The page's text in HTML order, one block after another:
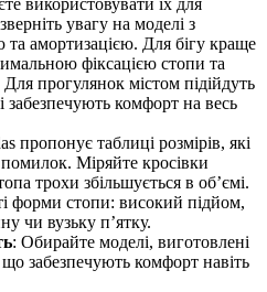
увагу на моделі з
амортизацією. Для бігу краще
фіксацією стопи та
прогулянок містом підійдуть
забезпечують комфорт на весь
пропонує таблиці розмірів, які
Міряйте кросівки
трохи збільшується в об’ємі.
форми стопи: високий підйом,
чи вузьку п’ятку.
: Обирайте моделі, виготовлені
забезпечують комфорт навіть